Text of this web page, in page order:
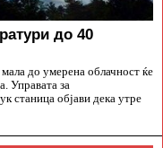
до 40
до умерена облачност ќе
Управата за
станица објави дека утре